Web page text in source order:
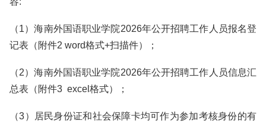
（1）海南外国语职业学院2026年公开招聘工作人员报名登
记表（附件2 word格式+扫描件）；
（2）海南外国语职业学院2026年公开招聘工作人员信息汇
总表（附件3 excel格式）；
（3）居民身份证和社会保障卡均可作为参加考核身份的有